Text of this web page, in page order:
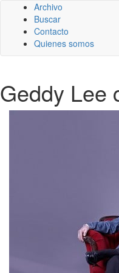
Archivo
Buscar
Contacto
Quienes somos
Geddy Lee